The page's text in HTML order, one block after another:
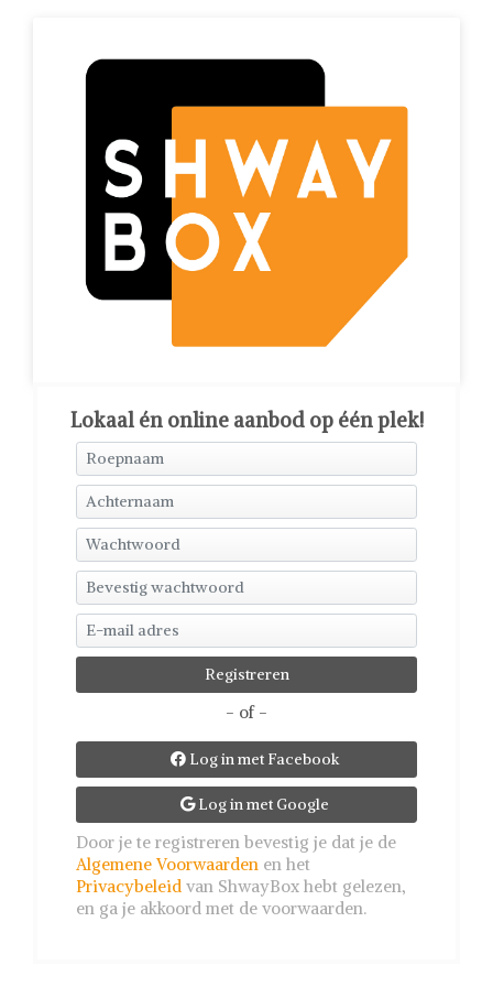
Lokaal én online aanbod op één plek!
- of -
Log in met Facebook
Log in met Google
Door je te registreren bevestig je dat je de
Algemene Voorwaarden en het
Privacybeleid van ShwayBox hebt gelezen,
en ga je akkoord met de voorwaarden.